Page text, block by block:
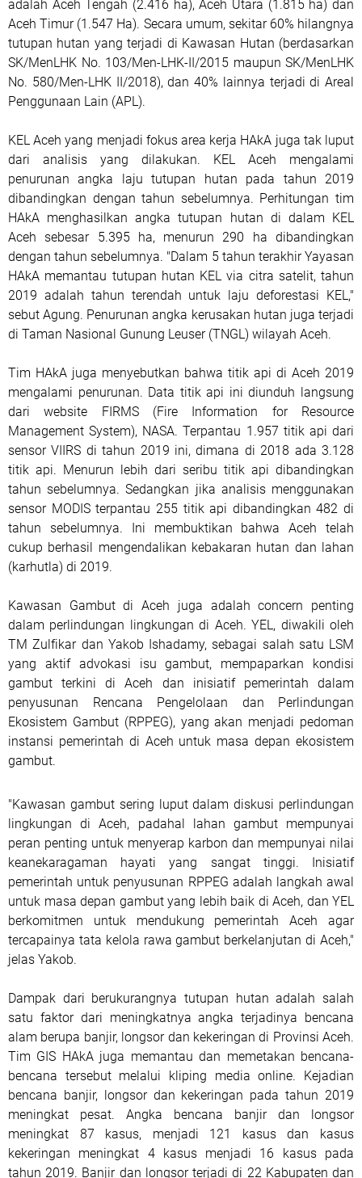
adalah Aceh Tengah (2.416 ha), Aceh Utara (1.815 ha) dan
Aceh Timur (1.547 Ha). Secara umum, sekitar 60% hilangnya
tutupan hutan yang terjadi di Kawasan Hutan (berdasarkan
SK/MenLHK No. 103/Men-LHK-II/2015 maupun SK/MenLHK
No. 580/Men-LHK II/2018), dan 40% lainnya terjadi di Areal
Penggunaan Lain (APL).
KEL Aceh yang menjadi fokus area kerja HAkA juga tak luput
dari analisis yang dilakukan. KEL Aceh mengalami
penurunan angka laju tutupan hutan pada tahun 2019
dibandingkan dengan tahun sebelumnya. Perhitungan tim
HAkA menghasilkan angka tutupan hutan di dalam KEL
Aceh sebesar 5.395 ha, menurun 290 ha dibandingkan
dengan tahun sebelumnya. "Dalam 5 tahun terakhir Yayasan
HAkA memantau tutupan hutan KEL via citra satelit, tahun
2019 adalah tahun terendah untuk laju deforestasi KEL,"
sebut Agung. Penurunan angka kerusakan hutan juga terjadi
di Taman Nasional Gunung Leuser (TNGL) wilayah Aceh.
Tim HAkA juga menyebutkan bahwa titik api di Aceh 2019
mengalami penurunan. Data titik api ini diunduh langsung
dari website FIRMS (Fire Information for Resource
Management System), NASA. Terpantau 1.957 titik api dari
sensor VIIRS di tahun 2019 ini, dimana di 2018 ada 3.128
titik api. Menurun lebih dari seribu titik api dibandingkan
tahun sebelumnya. Sedangkan jika analisis menggunakan
sensor MODIS terpantau 255 titik api dibandingkan 482 di
tahun sebelumnya. Ini membuktikan bahwa Aceh telah
cukup berhasil mengendalikan kebakaran hutan dan lahan
(karhutla) di 2019.
Kawasan Gambut di Aceh juga adalah concern penting
dalam perlindungan lingkungan di Aceh. YEL, diwakili oleh
TM Zulfikar dan Yakob Ishadamy, sebagai salah satu LSM
yang aktif advokasi isu gambut, mempaparkan kondisi
gambut terkini di Aceh dan inisiatif pemerintah dalam
penyusunan Rencana Pengelolaan dan Perlindungan
Ekosistem Gambut (RPPEG), yang akan menjadi pedoman
instansi pemerintah di Aceh untuk masa depan ekosistem
gambut.
"Kawasan gambut sering luput dalam diskusi perlindungan
lingkungan di Aceh, padahal lahan gambut mempunyai
peran penting untuk menyerap karbon dan mempunyai nilai
keanekaragaman hayati yang sangat tinggi. Inisiatif
pemerintah untuk penyusunan RPPEG adalah langkah awal
untuk masa depan gambut yang lebih baik di Aceh, dan YEL
berkomitmen untuk mendukung pemerintah Aceh agar
tercapainya tata kelola rawa gambut berkelanjutan di Aceh,"
jelas Yakob.
Dampak dari berukurangnya tutupan hutan adalah salah
satu faktor dari meningkatnya angka terjadinya bencana
alam berupa banjir, longsor dan kekeringan di Provinsi Aceh.
Tim GIS HAkA juga memantau dan memetakan bencana-
bencana tersebut melalui kliping media online. Kejadian
bencana banjir, longsor dan kekeringan pada tahun 2019
meningkat pesat. Angka bencana banjir dan longsor
meningkat 87 kasus, menjadi 121 kasus dan kasus
kekeringan meningkat 4 kasus menjadi 16 kasus pada
tahun 2019. Banjir dan longsor terjadi di 22 Kabupaten dan